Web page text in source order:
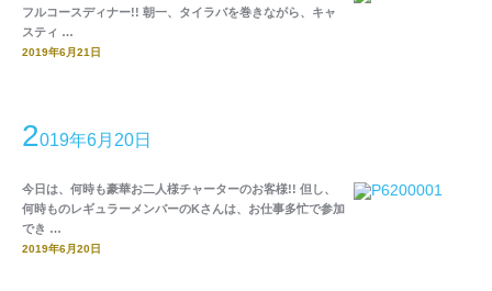
フルコースディナー!! 朝一、タイラバを巻きながら、キャ
スティ …
2019年6月21日
2019年6月20日
今日は、何時も豪華お二人様チャーターのお客様!! 但し、
何時ものレギュラーメンバーのKさんは、お仕事多忙で参加
でき …
2019年6月20日